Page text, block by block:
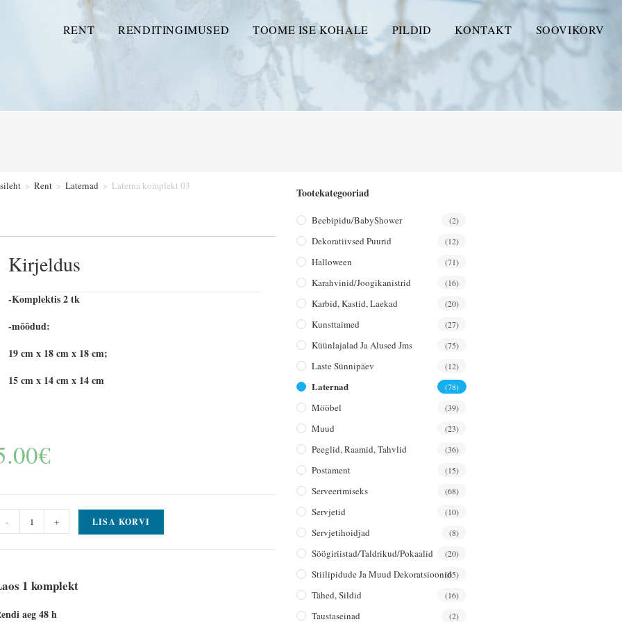
RENT RENDITINGIMUSED TOOME ISE KOHALE PILDID KONTAKT SOOVIKORV
> Rent > Laternad > Laterna komplekt 03
Kirjeldus
-Komplektis 2 tk
-mõõdud:
19 cm x 18 cm x 18 cm;
15 cm x 14 cm x 14 cm
€
- + LISA KORVI
1 komplekt
aeg 48 h
Tootekategooriad
Beebipidu/BabyShower (2)
Dekoratiivsed Puurid (12)
Halloween (71)
Karahvinid/joogikanistrid (16)
Karbid, Kastid, Laekad (20)
Kunsttaimed (27)
Küünlajalad Ja Alused Jms (75)
Laste Sünnipäev (12)
Laternad (78)
Mööbel (39)
Muud (23)
Peeglid, Raamid, Tahvlid (36)
Postament (15)
Serveerimiseks (68)
Servjetid (10)
Servjetihoidjad (8)
Söögiriistad/taldrikud/pokaalid (20)
Stiilipidude Ja Muud Dekoratsioonid(65)
Tähed, Sildid (16)
Taustaseinad (2)